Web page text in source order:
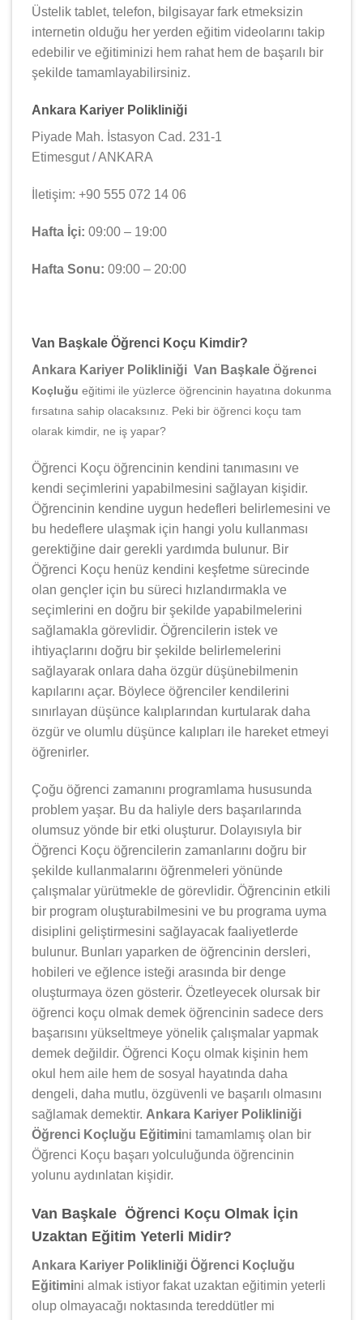
Üstelik tablet, telefon, bilgisayar fark etmeksizin
internetin olduğu her yerden eğitim videolarını takip
edebilir ve eğitiminizi hem rahat hem de başarılı bir
şekilde tamamlayabilirsiniz.
Ankara Kariyer Polikliniği
Piyade Mah. İstasyon Cad. 231-1
Etimesgut / ANKARA
İletişim: +90 555 072 14 06
Hafta İçi: 09:00 – 19:00
Hafta Sonu: 09:00 – 20:00
Van Başkale Öğrenci Koçu Kimdir?
Ankara Kariyer Polikliniği Van Başkale Öğrenci
Koçluğu eğitimi ile yüzlerce öğrencinin hayatına dokunma
fırsatına sahip olacaksınız. Peki bir öğrenci koçu tam
olarak kimdir, ne iş yapar?
Öğrenci Koçu öğrencinin kendini tanımasını ve
kendi seçimlerini yapabilmesini sağlayan kişidir.
Öğrencinin kendine uygun hedefleri belirlemesini ve
bu hedeflere ulaşmak için hangi yolu kullanması
gerektiğine dair gerekli yardımda bulunur. Bir
Öğrenci Koçu henüz kendini keşfetme sürecinde
olan gençler için bu süreci hızlandırmakla ve
seçimlerini en doğru bir şekilde yapabilmelerini
sağlamakla görevlidir. Öğrencilerin istek ve
ihtiyaçlarını doğru bir şekilde belirlemelerini
sağlayarak onlara daha özgür düşünebilmenin
kapılarını açar. Böylece öğrenciler kendilerini
sınırlayan düşünce kalıplarından kurtularak daha
özgür ve olumlu düşünce kalıpları ile hareket etmeyi
öğrenirler.
Çoğu öğrenci zamanını programlama hususunda
problem yaşar. Bu da haliyle ders başarılarında
olumsuz yönde bir etki oluşturur. Dolayısıyla bir
Öğrenci Koçu öğrencilerin zamanlarını doğru bir
şekilde kullanmalarını öğrenmeleri yönünde
çalışmalar yürütmekle de görevlidir. Öğrencinin etkili
bir program oluşturabilmesini ve bu programa uyma
disiplini geliştirmesini sağlayacak faaliyetlerde
bulunur. Bunları yaparken de öğrencinin dersleri,
hobileri ve eğlence isteği arasında bir denge
oluşturmaya özen gösterir. Özetleyecek olursak bir
öğrenci koçu olmak demek öğrencinin sadece ders
başarısını yükseltmeye yönelik çalışmalar yapmak
demek değildir. Öğrenci Koçu olmak kişinin hem
okul hem aile hem de sosyal hayatında daha
dengeli, daha mutlu, özgüvenli ve başarılı olmasını
sağlamak demektir. Ankara Kariyer Polikliniği
Öğrenci Koçluğu Eğitimini tamamlamış olan bir
Öğrenci Koçu başarı yolculuğunda öğrencinin
yolunu aydınlatan kişidir.
Van Başkale Öğrenci Koçu Olmak İçin
Uzaktan Eğitim Yeterli Midir?
Ankara Kariyer Polikliniği Öğrenci Koçluğu
Eğitimini almak istiyor fakat uzaktan eğitimin yeterli
olup olmayacağı noktasında tereddütler mi